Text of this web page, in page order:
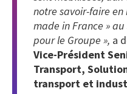
notre savoir-faire en
made in France »
pour le Groupe », a
Vice-Président
Transport,
transport et